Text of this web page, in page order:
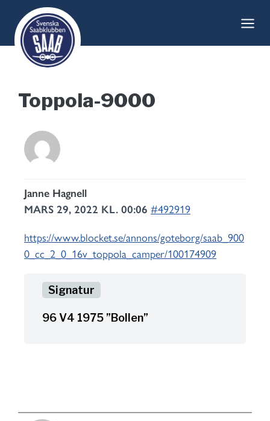
content
Toppola-9000
Janne Hagnell
MARS 29, 2022 KL. 00:06 #492919
https://www.blocket.se/annons/goteborg/saab_900
0_cc_2_0_16v_toppola_camper/100174909
96 V4 1975 ”Bollen”